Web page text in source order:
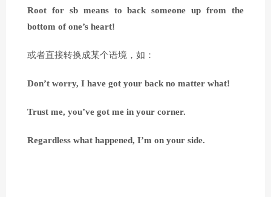
Root for sb means to back someone up from the
bottom of one’s heart!
或者直接转换成某个语境，如：
Don’t worry, I have got your back no matter what!
Trust me, you’ve got me in your corner.
Regardless what happened, I’m on your side.